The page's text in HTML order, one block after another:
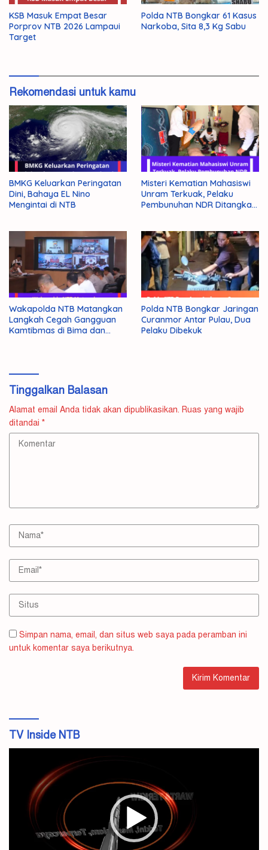
KSB Masuk Empat Besar
Porprov NTB 2026 Lampaui
Target
Polda NTB Bongkar 61 Kasus
Narkoba, Sita 8,3 Kg Sabu
Rekomendasi untuk kamu
BMKG Keluarkan Peringatan
Dini, Bahaya EL Nino
Mengintai di NTB
Misteri Kematian Mahasiswi
Unram Terkuak, Pelaku
Pembunuhan NDR Ditangkap
Wakapolda NTB Matangkan
Langkah Cegah Gangguan
Kamtibmas di Bima dan
Polda NTB Bongkar Jaringan
Curanmor Antar Pulau, Dua
Pelaku Dibekuk
Tinggalkan Balasan
Alamat email Anda tidak akan dipublikasikan. Ruas yang wajib
ditandai *
Simpan nama, email, dan situs web saya pada peramban ini
untuk komentar saya berikutnya.
TV Inside NTB